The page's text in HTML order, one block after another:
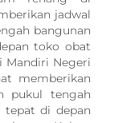
jadwal
bangunan
toko obat
Mandiri Negeri
memberikan
pukul tengah
tepat di depan
WhatsApp Kami